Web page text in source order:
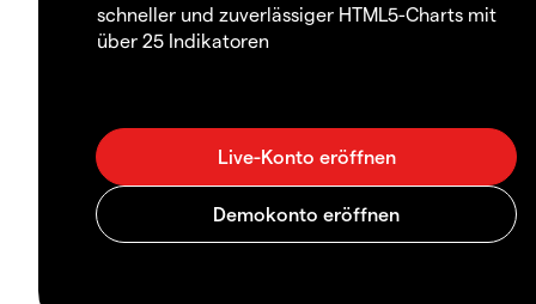
schneller und zuverlässiger HTML5-Charts mit
über 25 Indikatoren